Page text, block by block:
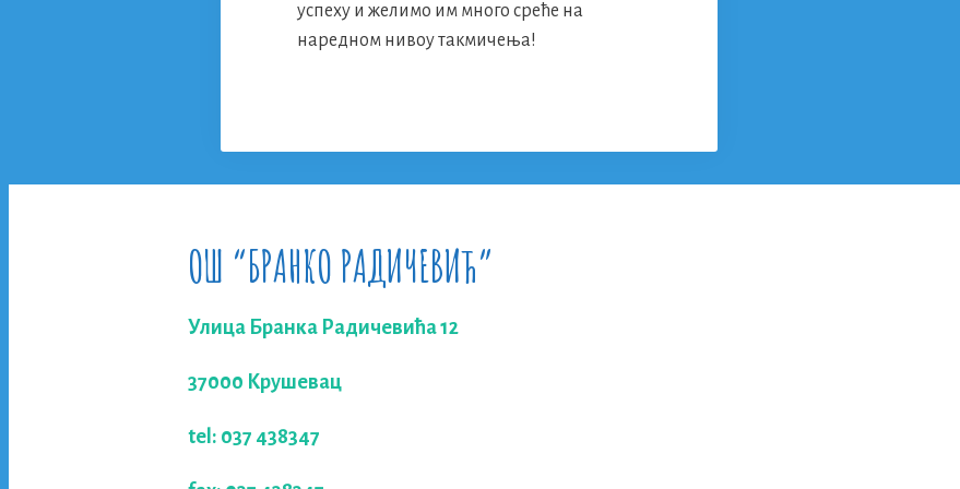
успеху и желимо им много среће на
наредном нивоу такмичења!
ОШ “БРАНКО РАДИЧЕВИЋ”
Улица Бранка Радичевића 12
37000 Крушевац
tel: 037 438347